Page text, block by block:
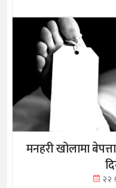
मनहरी खोलामा
२२